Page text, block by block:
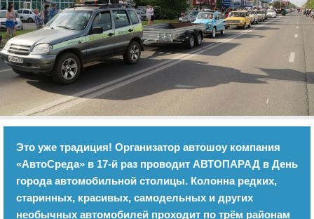
Это уже традиция! Организатор автошоу компания
«АвтоСреда» в 17-й раз проводит АВТОПАРАД в День
города автомобильной столицы. Колонна редких,
старинных, красивых, самодельных и других
необычных автомобилей проходит по трём районам